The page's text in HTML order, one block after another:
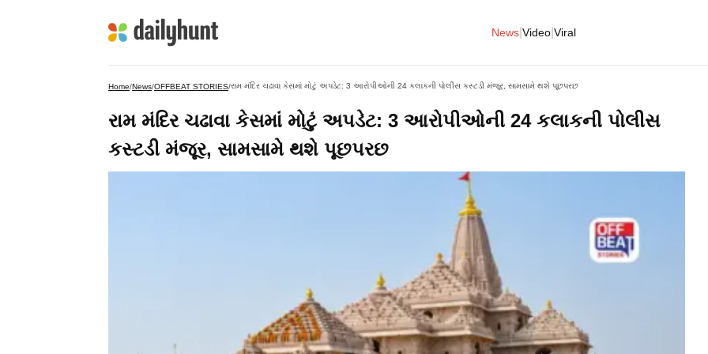
News Video Viral
Home/News/OFFBEAT STORIES/રામ મંદિર ચઢાવા કેસમાં મોટું અપડેટ: 3 આરોપીઓની 24 કલાકની પોલીસ કસ્ટડી મંજૂર, સામસામે થશે પૂછપરછ
રામ મંદિર ચઢાવા કેસમાં મોટું અપડેટ: 3 આરોપીઓની 24 કલાકની પોલીસ
કસ્ટડી મંજૂર, સામસામે થશે પૂછપરછ